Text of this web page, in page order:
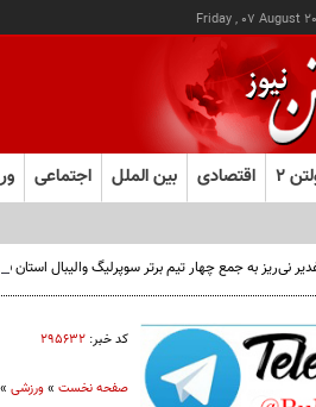
Friday , 07 August
۲ اقتصادی بین الملل اجتماعی
نی‌ریز به جمع چهار تیم برتر سوپرلیگ والیبال استان
کد خبر: ۲۹۵۶۳۲
صفحه نخست»ورزشی»